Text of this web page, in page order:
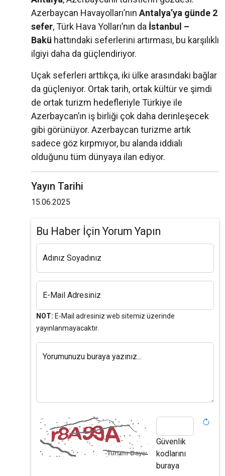
Azerbaycan Havayolları’nın Antalya’ya günde 2
sefer, Türk Hava Yolları’nın da İstanbul –
Bakü hattındaki seferlerini artırması, bu karşılıklı
ilgiyi daha da güçlendiriyor.
Uçak seferleri arttıkça, iki ülke arasındaki bağlar
da güçleniyor. Ortak tarih, ortak kültür ve şimdi
de ortak turizm hedefleriyle Türkiye ile
Azerbaycan’ın iş birliği çok daha derinleşecek
gibi görünüyor. Azerbaycan turizme artık
sadece göz kırpmıyor, bu alanda iddialı
olduğunu tüm dünyaya ilan ediyor.
Yayın Tarihi
15.06.2025
Bu Haber İçin Yorum Yapın
Adınız Soyadınız
E-Mail Adresiniz
NOT: E-Mail adresiniz web sitemiz üzerinde
yayınlanmayacaktır.
Yorumunuzu buraya yazınız...
Güvenlik
kodlarını
buraya